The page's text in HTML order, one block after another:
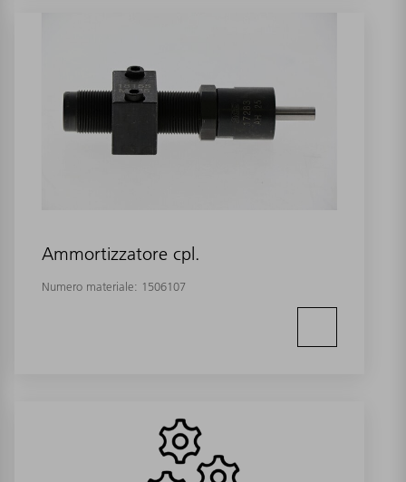
Ammortizzatore cpl.
Numero materiale: 1506107